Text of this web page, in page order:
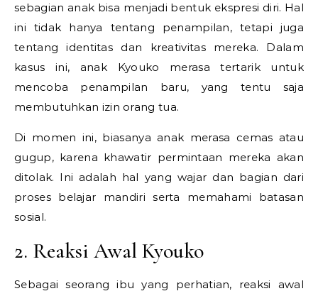
sebagian anak bisa menjadi bentuk ekspresi diri. Hal
ini tidak hanya tentang penampilan, tetapi juga
tentang identitas dan kreativitas mereka. Dalam
kasus ini, anak Kyouko merasa tertarik untuk
mencoba penampilan baru, yang tentu saja
membutuhkan izin orang tua.
Di momen ini, biasanya anak merasa cemas atau
gugup, karena khawatir permintaan mereka akan
ditolak. Ini adalah hal yang wajar dan bagian dari
proses belajar mandiri serta memahami batasan
sosial.
2. Reaksi Awal Kyouko
Sebagai seorang ibu yang perhatian, reaksi awal